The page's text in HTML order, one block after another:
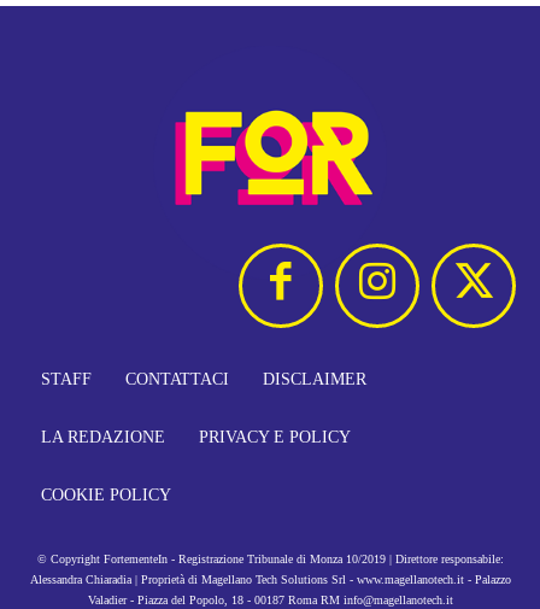
STAFF CONTATTACI DISCLAIMER
LA REDAZIONE PRIVACY E POLICY
COOKIE POLICY
© Copyright FortementeIn - Registrazione Tribunale di Monza 10/2019 | Direttore responsabile:
Alessandra Chiaradia | Proprietà di Magellano Tech Solutions Srl - www.magellanotech.it - Palazzo
Valadier - Piazza del Popolo, 18 - 00187 Roma RM info@magellanotech.it